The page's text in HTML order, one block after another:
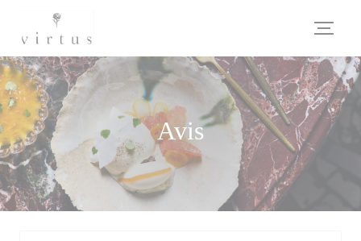
Avis